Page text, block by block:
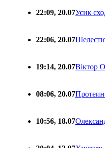
22:09, 20.07Усик
22:06, 20.07
19:14, 20.07Віктор
08:06, 20.07
10:56, 18.07